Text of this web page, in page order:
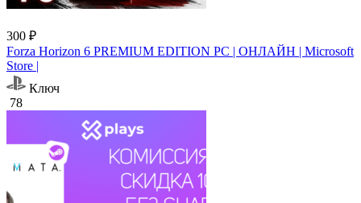
300 ₽
Forza Horizon 6 PREMIUM EDITION PC | ОНЛАЙН | Microsoft
Store |
Ключ
78